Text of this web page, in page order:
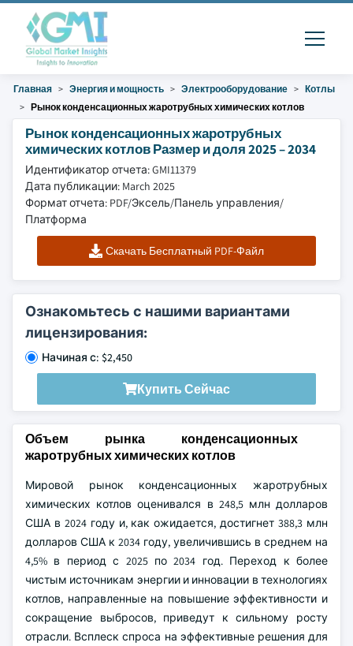
Главная Энергия и мощность Электрооборудование
Котлы
Рынок конденсационных жаротрубных химических котлов
Рынок конденсационных жаротрубных
химических котлов Размер и доля 2025 – 2034
Идентификатор отчета: GMI11379
Дата публикации: March 2025
Формат отчета: PDF/Эксель/Панель управления/
Платформа
Скачать Бесплатный PDF-Файл
Ознакомьтесь с нашими вариантами
лицензирования:
Начиная с: $2,450
Купить Сейчас
Объем рынка конденсационных
жаротрубных химических котлов
Мировой рынок конденсационных жаротрубных
химических котлов оценивался в 248,5 млн долларов
США в 2024 году и, как ожидается, достигнет 388,3 млн
долларов США к 2034 году, увеличившись в среднем на
4,5% в период с 2025 по 2034 год. Переход к более
чистым источникам энергии и инновации в технологиях
котлов, направленные на повышение эффективности и
сокращение выбросов, приведут к сильному росту
отрасли. Всплеск спроса на эффективные решения для